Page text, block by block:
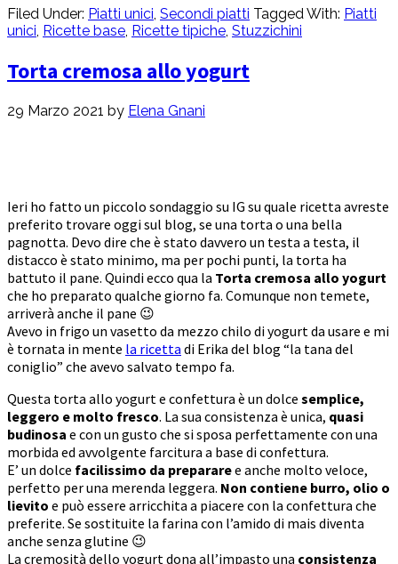
Filed Under: Piatti unici, Secondi piatti Tagged With: Piatti
unici, Ricette base, Ricette tipiche, Stuzzichini
Torta cremosa allo yogurt
29 Marzo 2021 by Elena Gnani
Ieri ho fatto un piccolo sondaggio su IG su quale ricetta avreste
preferito trovare oggi sul blog, se una torta o una bella
pagnotta. Devo dire che è stato davvero un testa a testa, il
distacco è stato minimo, ma per pochi punti, la torta ha
battuto il pane. Quindi ecco qua la Torta cremosa allo yogurt
che ho preparato qualche giorno fa. Comunque non temete,
arriverà anche il pane 😉
Avevo in frigo un vasetto da mezzo chilo di yogurt da usare e mi
è tornata in mente la ricetta di Erika del blog “la tana del
coniglio” che avevo salvato tempo fa.
Questa torta allo yogurt e confettura è un dolce semplice,
leggero e molto fresco. La sua consistenza è unica, quasi
budinosa e con un gusto che si sposa perfettamente con una
morbida ed avvolgente farcitura a base di confettura.
E’ un dolce facilissimo da prepararee anche molto veloce,
perfetto per una merenda leggera. Non contiene burro, olio o
lievito e può essere arricchita a piacere con la confettura che
preferite. Se sostituite la farina con l’amido di mais diventa
anche senza glutine 😉
La cremosità dello yogurt dona all’impasto una consistenza